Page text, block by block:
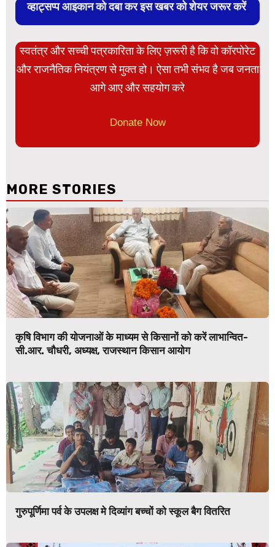
व्हाट्सप्प आइकान को दबा कर इस खबर को शेयर जरूर करें
स्वतंत्र और सच्ची पत्रकारिता के लिए ज़रूरी है कि वो कॉरपोरेट
और राजनैतिक नियंत्रण से मुक्त हो। ऐसा तभी संभव है जब जनता
आगे आए और सहयोग करे
Donate Now
MORE STORIES
कृषि विभाग की योजनाओं के माध्यम से किसानों को करें लाभान्वित-
सी.आर. चौधरी, अध्यक्ष, राजस्थान किसान आयोग
गुरुपूर्णिमा पर्व के उपलक्ष मे दिव्यांग बच्चों को स्कूल बैग वितरित